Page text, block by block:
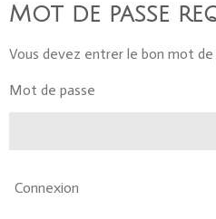
Mot de passe
Vous devez entrer le bon mot
Mot de passe
Connexion